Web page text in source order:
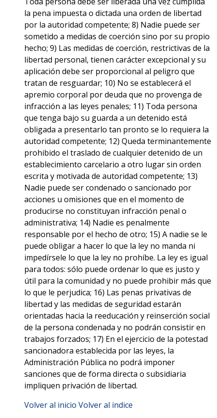
la pena impuesta o dictada una orden de libertad
por la autoridad competente; 8) Nadie puede ser
sometido a medidas de coerción sino por su propio
hecho; 9) Las medidas de coerción, restrictivas de la
libertad personal, tienen carácter excepcional y su
aplicación debe ser proporcional al peligro que
tratan de resguardar; 10) No se establecerá el
apremio corporal por deuda que no provenga de
infracción a las leyes penales; 11) Toda persona
que tenga bajo su guarda a un detenido está
obligada a presentarlo tan pronto se lo requiera la
autoridad competente; 12) Queda terminantemente
prohibido el traslado de cualquier detenido de un
establecimiento carcelario a otro lugar sin orden
escrita y motivada de autoridad competente; 13)
Nadie puede ser condenado o sancionado por
acciones u omisiones que en el momento de
producirse no constituyan infracción penal o
administrativa; 14) Nadie es penalmente
responsable por el hecho de otro; 15) A nadie se le
puede obligar a hacer lo que la ley no manda ni
impedírsele lo que la ley no prohíbe. La ley es igual
para todos: sólo puede ordenar lo que es justo y
útil para la comunidad y no puede prohibir más que
lo que le perjudica; 16) Las penas privativas de
libertad y las medidas de seguridad estarán
orientadas hacia la reeducación y reinserción social
de la persona condenada y no podrán consistir en
trabajos forzados; 17) En el ejercicio de la potestad
sancionadora establecida por las leyes, la
Administración Pública no podrá imponer
sanciones que de forma directa o subsidiaria
impliquen privación de libertad.
Volver al inicio Volver al indice